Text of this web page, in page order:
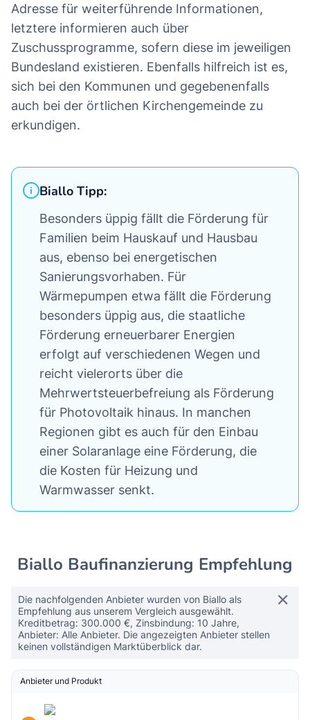
Adresse für weiterführende Informationen,
letztere informieren auch über
Zuschussprogramme, sofern diese im jeweiligen
Bundesland existieren. Ebenfalls hilfreich ist es,
sich bei den Kommunen und gegebenenfalls
auch bei der örtlichen Kirchengemeinde zu
erkundigen.
Biallo Tipp:
Besonders üppig fällt die Förderung für
Familien beim Hauskauf und Hausbau
aus, ebenso bei energetischen
Sanierungsvorhaben. Für
Wärmepumpen etwa fällt die Förderung
besonders üppig aus, die staatliche
Förderung erneuerbarer Energien
erfolgt auf verschiedenen Wegen und
reicht vielerorts über die
Mehrwertsteuerbefreiung als Förderung
für Photovoltaik hinaus. In manchen
Regionen gibt es auch für den Einbau
einer Solaranlage eine Förderung, die
die Kosten für Heizung und
Warmwasser senkt.
Biallo Baufinanzierung Empfehlung
Die nachfolgenden Anbieter wurden von Biallo als
Empfehlung aus unserem Vergleich ausgewählt.
Kreditbetrag: 300.000 €, Zinsbindung: 10 Jahre,
Anbieter: Alle Anbieter. Die angezeigten Anbieter stellen
keinen vollständigen Marktüberblick dar.
Anbieter und Produkt